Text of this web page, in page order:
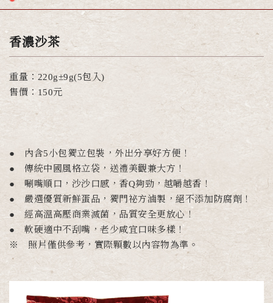
香濃沙茶
重量：220g±9g(5包入)
售價：150元
● 內含5小包獨立包裝，外出分享好方便！
● 傳統中國風格立袋，送禮美觀兼大方！
● 唰嘴順口，沙沙口感，香Q夠勁，越嚼越香！
● 嚴選優質新鮮蛋品，獨門祕方滷製，絕不添加防腐劑！
● 經高溫高壓商業滅菌，品質安全更放心！
● 軟硬適中不刮嘴，老少咸宜口味多樣！
※ 照片僅供參考，實際顆數以內容物為準。